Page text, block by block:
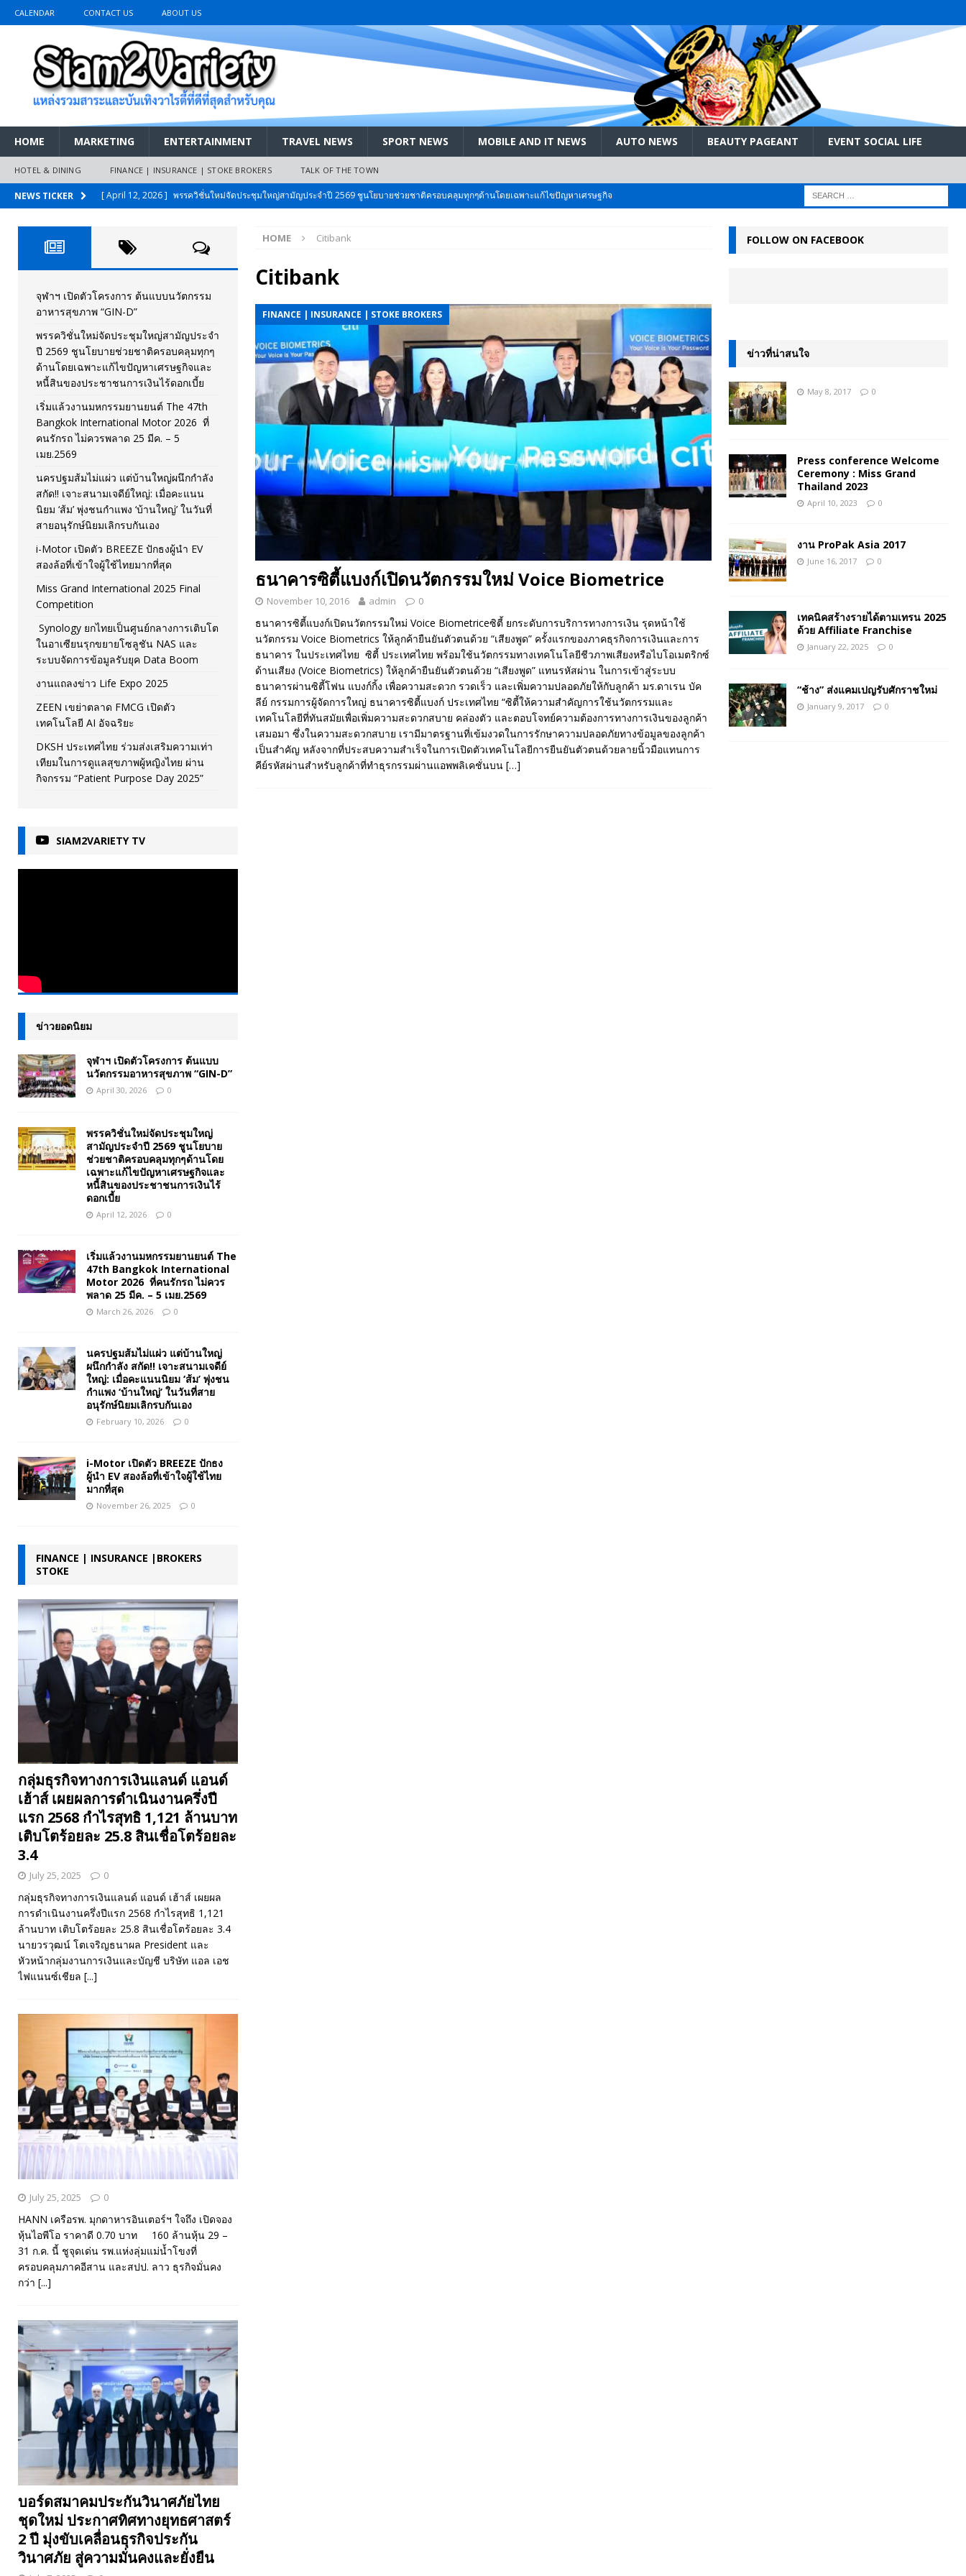
CALENDAR CONTACT US ABOUT US
HOME MARKETING ENTERTAINMENT TRAVEL NEWS SPORT NEWS MOBILE AND IT NEWS AUTO NEWS BEAUTY PAGEANT EVENT SOCIAL LIFE
HOTEL & DINING FINANCE | INSURANCE | STOKE BROKERS TALK OF THE TOWN
NEWS TICKER [ April 12, 2026 ] พรรควิชั่นใหม่จัดประชุมใหญ่สามัญประจำปี 2569 ชูนโยบายช่วยชาติครอบคลุมทุกๆด้านโดยเฉพาะแก้ไขปัญหาเศรษฐกิจ
[ March 26, 2026 ]
เริ่มแล้วงานมหกรรมยานยนต์ The 47th Bangkok International Motor 2026 ที่คนรักรถ ไม่ควรพลาด 25 มีค. – 5
เมย.2569
AUTO NEWS
[ February 10, 2026 ] นครปฐมส้มไม่แผ่ว แต่บ้านใหญ่ผนึกกำลัง สกัด!! เจาะสนามเจดีย์ใหญ่: เมื่อคะแนนนิยม ‘ส้ม’ พุ่งชนกำแพง ‘บ้านใหญ่’ ใน
วันที่สายอนุรักษ์นิยมเลิกรบกันเอง
PR NEWS
[ November 26, 2025 ] i-Motor เปิดตัว BREEZE ปักธงผู้นำ EV สองล้อที่เข้าใจผู้ใช้ไทยมากที่สุด
AUTO NEWS
[ April 30, 2026 ] จุฬาฯ เปิดตัวโครงการ ต้นแบบนวัตกรรมอาหารสุขภาพ “GIN-D” EVENT SOCIAL LIFE
HOME Citibank
Citibank
FINANCE | INSURANCE | STOKE BROKERS
ธนาคารซิตี้แบงก์เปิดนวัตกรรมใหม่ Voice Biometrice
November 10, 2016 admin 0
ธนาคารซิตี้แบงก์เปิดนวัตกรรมใหม่ Voice Biometriceซิตี้ ยกระดับการบริการทางการเงิน รุดหน้าใช้
นวัตกรรม Voice Biometrics ให้ลูกค้ายืนยันตัวตนด้วย “เสียงพูด” ครั้งแรกของภาคธุรกิจการเงินและการ
ธนาคาร ในประเทศไทย ซิตี้ ประเทศไทย พร้อมใช้นวัตกรรมทางเทคโนโลยีชีวภาพเสียงหรือไบโอเมตริกซ์
ด้านเสียง (Voice Biometrics) ให้ลูกค้ายืนยันตัวตนด้วย “เสียงพูด” แทนรหัสผ่าน ในการเข้าสู่ระบบ
ธนาคารผ่านซิตี้โฟน แบงก์กิ้ง เพื่อความสะดวก รวดเร็ว และเพิ่มความปลอดภัยให้กับลูกค้า มร.ดาเรน บัค
ลีย์ กรรมการผู้จัดการใหญ่ ธนาคารซิตี้แบงก์ ประเทศไทย “ซิตี้ให้ความสำคัญการใช้นวัตกรรมและ
เทคโนโลยีที่ทันสมัยเพื่อเพิ่มความสะดวกสบาย คล่องตัว และตอบโจทย์ความต้องการทางการเงินของลูกค้า
เสมอมา ซึ่งในความสะดวกสบาย เรามีมาตรฐานที่เข้มงวดในการรักษาความปลอดภัยทางข้อมูลของลูกค้า
เป็นสำคัญ หลังจากที่ประสบความสำเร็จในการเปิดตัวเทคโนโลยีการยืนยันตัวตนด้วยลายนิ้วมือแทนการ
คีย์รหัสผ่านสำหรับลูกค้าที่ทำธุรกรรมผ่านแอพพลิเคชั่นบน […]
จุฬาฯ เปิดตัวโครงการ ต้นแบบนวัตกรรม
อาหารสุขภาพ “GIN-D”
พรรควิชั่นใหม่จัดประชุมใหญ่สามัญประจำ
ปี 2569 ชูนโยบายช่วยชาติครอบคลุมทุกๆ
ด้านโดยเฉพาะแก้ไขปัญหาเศรษฐกิจและ
หนี้สินของประชาชนการเงินไร้ดอกเบี้ย
เริ่มแล้วงานมหกรรมยานยนต์ The 47th
Bangkok International Motor 2026 ที่
คนรักรถ ไม่ควรพลาด 25 มีค. – 5
เมย.2569
นครปฐมส้มไม่แผ่ว แต่บ้านใหญ่ผนึกกำลัง
สกัด!! เจาะสนามเจดีย์ใหญ่: เมื่อคะแนน
นิยม ‘ส้ม’ พุ่งชนกำแพง ‘บ้านใหญ่’ ในวันที่
สายอนุรักษ์นิยมเลิกรบกันเอง
i-Motor เปิดตัว BREEZE ปักธงผู้นำ EV
สองล้อที่เข้าใจผู้ใช้ไทยมากที่สุด
Miss Grand International 2025 Final
Competition
Synology ยกไทยเป็นศูนย์กลางการเติบโต
ในอาเซียนรุกขยายโซลูชัน NAS และ
ระบบจัดการข้อมูลรับยุค Data Boom
งานแถลงข่าว Life Expo 2025
ZEEN เขย่าตลาด FMCG เปิดตัว
เทคโนโลยี AI อัจฉริยะ
DKSH ประเทศไทย ร่วมส่งเสริมความเท่า
เทียมในการดูแลสุขภาพผู้หญิงไทย ผ่าน
กิจกรรม “Patient Purpose Day 2025”
SIAM2VARIETY TV
ข่าวยอดนิยม
จุฬาฯ เปิดตัวโครงการ ต้นแบบ
นวัตกรรมอาหารสุขภาพ “GIN-D”
April 30, 2026 0
พรรควิชั่นใหม่จัดประชุมใหญ่
สามัญประจำปี 2569 ชูนโยบาย
ช่วยชาติครอบคลุมทุกๆด้านโดย
เฉพาะแก้ไขปัญหาเศรษฐกิจและ
หนี้สินของประชาชนการเงินไร้
ดอกเบี้ย
April 12, 2026 0
เริ่มแล้วงานมหกรรมยานยนต์ The
47th Bangkok International
Motor 2026 ที่คนรักรถ ไม่ควร
พลาด 25 มีค. – 5 เมย.2569
March 26, 2026 0
นครปฐมส้มไม่แผ่ว แต่บ้านใหญ่
ผนึกกำลัง สกัด!! เจาะสนามเจดีย์
ใหญ่: เมื่อคะแนนนิยม ‘ส้ม’ พุ่งชน
กำแพง ‘บ้านใหญ่’ ในวันที่สาย
อนุรักษ์นิยมเลิกรบกันเอง
February 10, 2026 0
i-Motor เปิดตัว BREEZE ปักธง
ผู้นำ EV สองล้อที่เข้าใจผู้ใช้ไทย
มากที่สุด
November 26, 2025 0
FINANCE | INSURANCE |BROKERS
STOKE
กลุ่มธุรกิจทางการเงินแลนด์ แอนด์
เฮ้าส์ เผยผลการดำเนินงานครึ่งปี
แรก 2568 กำไรสุทธิ 1,121 ล้านบาท
เติบโตร้อยละ 25.8 สินเชื่อโตร้อยละ
3.4
July 25, 2025 0
กลุ่มธุรกิจทางการเงินแลนด์ แอนด์ เฮ้าส์ เผยผล
การดำเนินงานครึ่งปีแรก 2568 กำไรสุทธิ 1,121
ล้านบาท เติบโตร้อยละ 25.8 สินเชื่อโตร้อยละ 3.4
นายวรวุฒน์ โตเจริญธนาผล President และ
หัวหน้ากลุ่มงานการเงินและบัญชี บริษัท แอล เอช
ไฟแนนซ์เชียล [...]
July 25, 2025 0
HANN เครือรพ. มุกดาหารอินเตอร์ฯ ใจถึง เปิดจอง
หุ้นไอพีโอ ราคาดี 0.70 บาท 160 ล้านหุ้น 29 –
31 ก.ค. นี้ ชูจุดเด่น รพ.แห่งลุ่มแม่น้ำโขงที่
ครอบคลุมภาคอีสาน และสปป. ลาว ธุรกิจมั่นคง
กว่า [...]
บอร์ดสมาคมประกันวินาศภัยไทย
ชุดใหม่ ประกาศทิศทางยุทธศาสตร์
2 ปี มุ่งขับเคลื่อนธุรกิจประกัน
วินาศภัย สู่ความมั่นคงและยั่งยืน
FOLLOW ON FACEBOOK
ข่าวที่น่าสนใจ
May 8, 2017 0
Press conference Welcome
Ceremony : Miss Grand
Thailand 2023
April 10, 2023 0
งาน ProPak Asia 2017
June 16, 2017 0
เทคนิคสร้างรายได้ตามเทรน 2025
ด้วย Affiliate Franchise
January 22, 2025 0
“ช้าง” ส่งแคมเปญรับศักราชใหม่
January 9, 2017 0